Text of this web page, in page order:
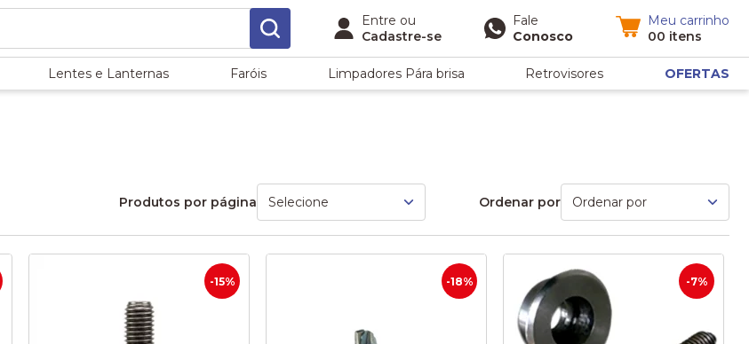
Entre ou
Cadastre-se
Fale
Conosco
Meu carrinho
00 itens
Lentes e Lanternas Faróis Limpadores Pára brisa Retrovisores OFERTAS
Produtos por página Ordenar por
-15% -18% -7%